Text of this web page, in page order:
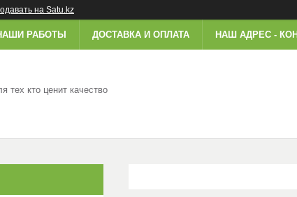
на Satu.kz
РАБОТЫ ДОСТАВКА И ОПЛАТА НАШ АДРЕС -
тех кто ценит качество